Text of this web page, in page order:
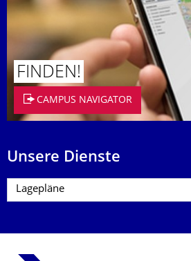
FINDEN!
CAMPUS NAVIGATOR
Unsere Dienste